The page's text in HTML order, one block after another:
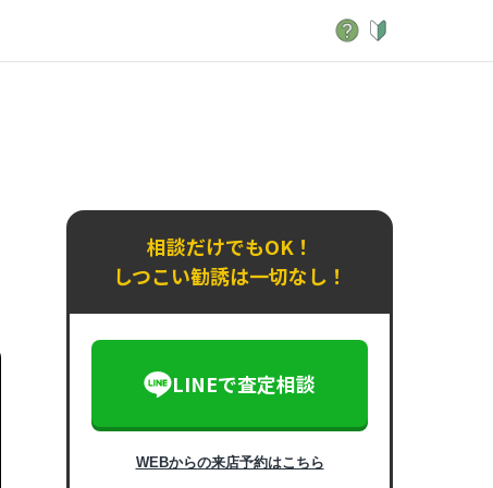
相談だけでもOK！
しつこい勧誘は一切なし！
LINEで査定相談
WEBからの来店予約はこちら